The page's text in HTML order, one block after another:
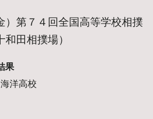
）第７４回全国高等学校相撲
和田相撲場）
果
洋高校